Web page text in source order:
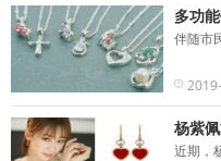
多功
伴随市
杨紫
近期，